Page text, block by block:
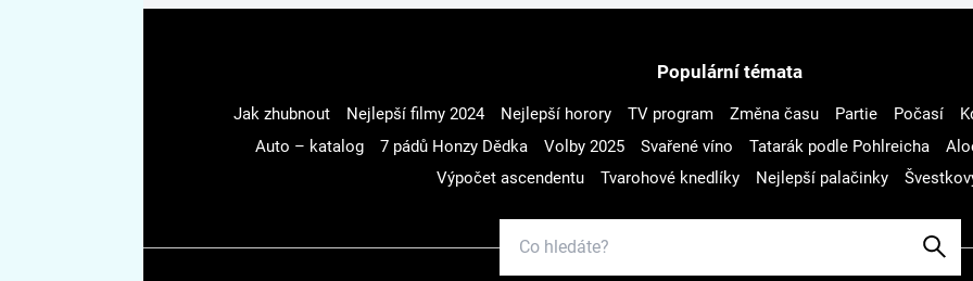
Populární témata
Jak zhubnout Nejlepší filmy 2024 Nejlepší horory TV program Změna času Partie Počasí
Auto – katalog
7 pádů Honzy Dědka Volby 2025 Svařené víno Tatarák podle Pohlreicha
Výpočet ascendentu
Tvarohové knedlíky Nejlepší palačinky